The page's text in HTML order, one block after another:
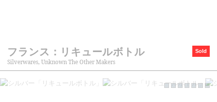
Sold
フランス：リキュールボトル
Silverwares, Unknown The Other Makers